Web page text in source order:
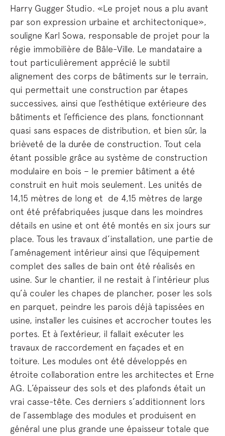
Harry Gugger Studio. «Le projet nous a plu avant
par son expression urbaine et architectonique»,
souligne Karl Sowa, responsable de projet pour la
régie immobilière de Bâle-Ville. Le mandataire a
tout particulièrement apprécié le subtil
alignement des corps de bâtiments sur le terrain,
qui permettait une construction par étapes
successives, ainsi que l’esthétique extérieure des
bâtiments et l’efficience des plans, fonctionnant
quasi sans espaces de distribution, et bien sûr, la
brièveté de la durée de construction. Tout cela
étant possible grâce au système de construction
modulaire en bois – le premier bâtiment a été
construit en huit mois seulement. Les unités de
14,15 mètres de long et de 4,15 mètres de large
ont été préfabriquées jusque dans les moindres
détails en usine et ont été montés en six jours sur
place. Tous les travaux d’installation, une partie de
l’aménagement intérieur ainsi que l’équipement
complet des salles de bain ont été réalisés en
usine. Sur le chantier, il ne restait à l’intérieur plus
qu’à couler les chapes de plancher, poser les sols
en parquet, peindre les parois déjà tapissées en
usine, installer les cuisines et accrocher toutes les
portes. Et à l’extérieur, il fallait exécuter les
travaux de raccordement en façades et en
toiture. Les modules ont été développés en
étroite collaboration entre les architectes et Erne
AG. L’épaisseur des sols et des plafonds était un
vrai casse-tête. Ces derniers s’additionnent lors
de l’assemblage des modules et produisent en
général une plus grande une épaisseur totale que